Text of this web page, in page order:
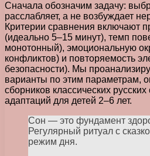
Сначала обозначим задачу:
расслабляет, а не возбуждает
Критерии сравнения включают
(идеально 5–15 минут), темп
монотонный), эмоциональную
конфликтов) и повторяемость
безопасности). Мы
варианты по этим параметрам,
сборников классических
адаптаций для детей 2–6 лет.
Сон — это фундамент
Регулярный ритуал с
режим дня.